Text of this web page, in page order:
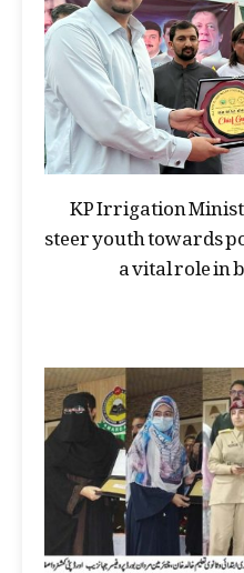
KP Irrigation
steer youth towards
a vital role in